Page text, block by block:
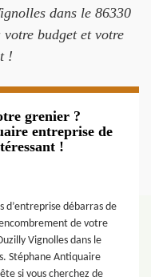
dans le 86330
budget et votre
!
grenier ?
entreprise de
!
d’entreprise débarras de
de votre
Vignolles dans le
Stéphane Antiquaire
si vous cherchez de